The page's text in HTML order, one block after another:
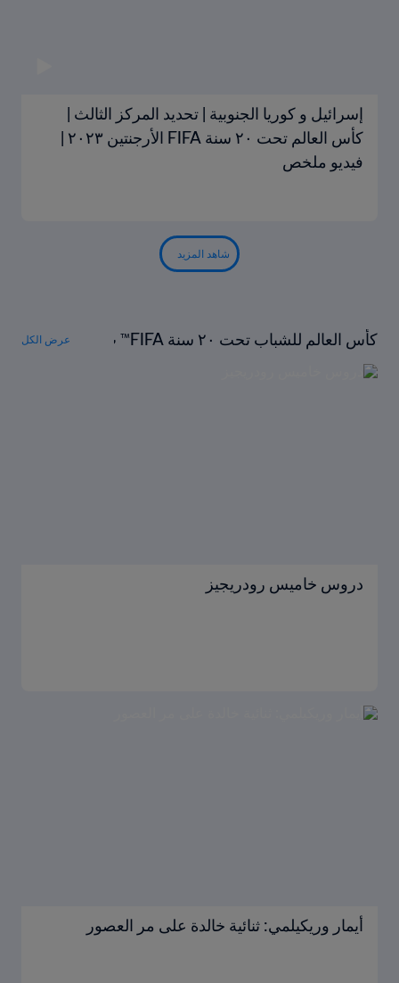
إسرائيل و كوريا الجنوبية | تحديد المركز الثالث |
كأس العالم تحت ٢٠ سنة FIFA الأرجنتين ٢٠٢٣ |
فيديو ملخص
شاهد المزيد
كأس العالم للشباب تحت ٢٠ سنة FIFA™ ت
حت المجهر
عرض الكل
دروس خاميس رودريجيز
أيمار وريكيلمي: ثنائية خالدة على مر العصور